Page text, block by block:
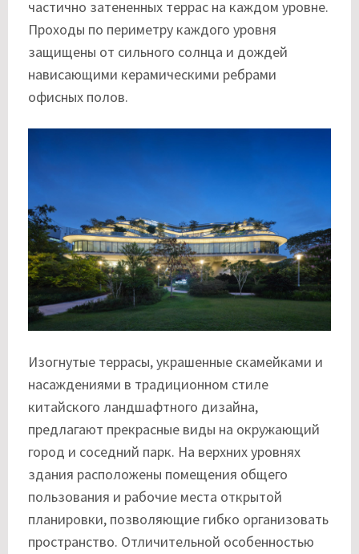
частично затененных террас на каждом уровне.
Проходы по периметру каждого уровня
защищены от сильного солнца и дождей
нависающими керамическими ребрами
офисных полов.
Изогнутые террасы, украшенные скамейками и
насаждениями в традиционном стиле
китайского ландшафтного дизайна,
предлагают прекрасные виды на окружающий
город и соседний парк. На верхних уровнях
здания расположены помещения общего
пользования и рабочие места открытой
планировки, позволяющие гибко организовать
пространство. Отличительной особенностью